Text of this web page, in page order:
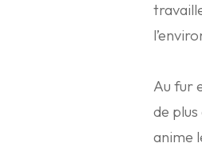
Au fur
de
anime